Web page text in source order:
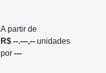
A partir de
R$ --.---,-- unidades
por ---